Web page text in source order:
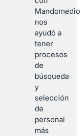
Mandomedio
nos
ayudó a
tener
procesos
de
búsqueda
y
selección
de
personal
más